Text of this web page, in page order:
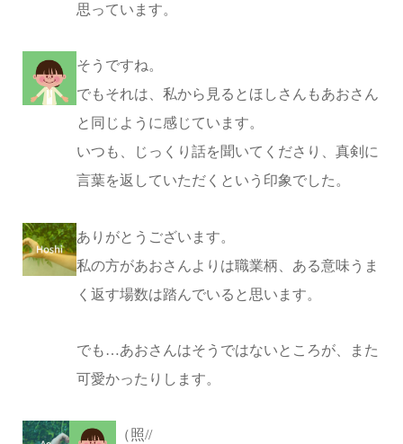
思っています。
そうですね。
でもそれは、私から見るとほしさんもあおさん
と同じように感じています。
いつも、じっくり話を聞いてくださり、真剣に
言葉を返していただくという印象でした。
ありがとうございます。
私の方があおさんよりは職業柄、ある意味うま
く返す場数は踏んでいると思います。
でも…あおさんはそうではないところが、また
可愛かったりします。
（照//